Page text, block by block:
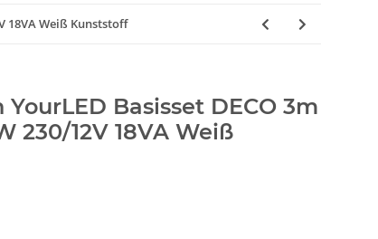
18VA Weiß Kunststoff
Basisset DECO 3m
230/12V 18VA Weiß